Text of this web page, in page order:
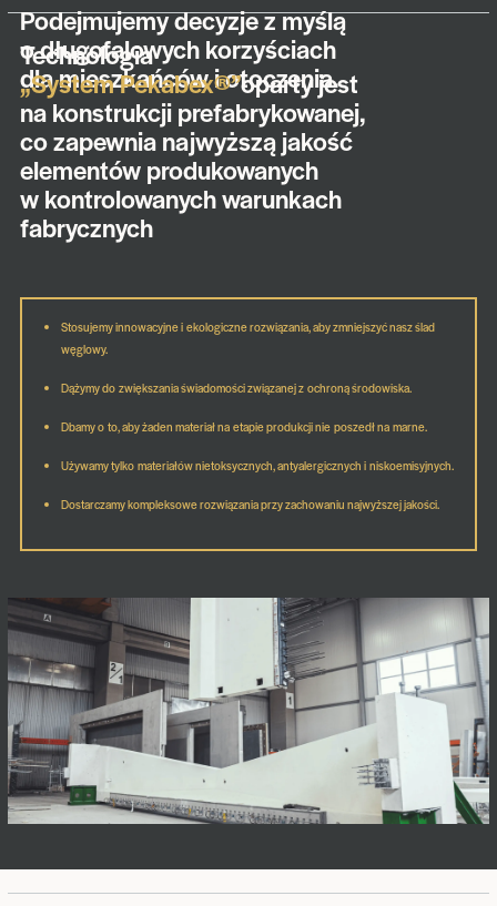
Podejmujemy decyzje z myślą
o długofalowych korzyściach
dla mieszkańców i otoczenia.
Technologia
„System Pekabex®”oparty jest
na konstrukcji prefabrykowanej,
co zapewnia najwyższą jakość
elementów produkowanych
w kontrolowanych warunkach
fabrycznych
Stosujemy innowacyjne i ekologiczne rozwiązania, aby zmniejszyć nasz ślad
węglowy.
Dążymy do zwiększania świadomości związanej z ochroną środowiska.
Dbamy o to, aby żaden materiał na etapie produkcji nie poszedł na marne.
Używamy tylko materiałów nietoksycznych, antyalergicznych i niskoemisyjnych.
Dostarczamy kompleksowe rozwiązania przy zachowaniu najwyższej jakości.